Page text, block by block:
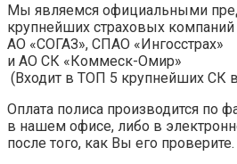
Мы являемся официальными
крупнейших страховых компаний
АО «СОГАЗ», СПАО «Ингосстрах»
и АО СК «Коммеск-Омир»
(Входит в ТОП 5 крупнейших СК в
Оплата полиса производится по
в нашем офисе, либо в
после того, как Вы его проверите.